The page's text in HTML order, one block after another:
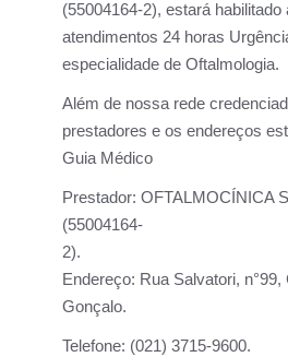
(55004164-2), estará habilitado
atendimentos 24 horas
especialidade de Oftalmologia.
Além de nossa rede
prestadores e os endereços
Guia Médico
Prestador: OFTALMOCÍNICA
(55004164-
Endereço: Rua Salvatori,
Gonçalo.
Telefone: (021) 3715-9600.